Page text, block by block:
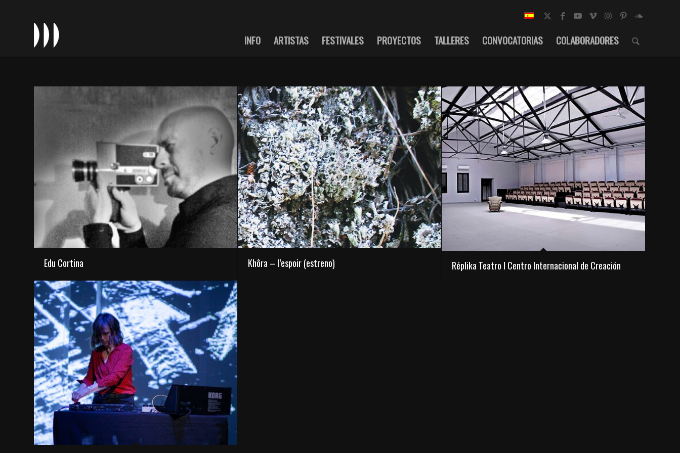
INFO ARTISTAS FESTIVALES PROYECTOS TALLERES CONVOCATORIAS COLABORADORES
Edu Cortina Khôra – l’espoir (estreno) Réplika Teatro I Centro Internacional de Creación